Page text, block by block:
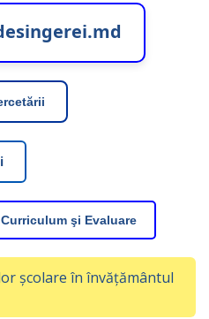
şi Evaluare
școlare în învățământul